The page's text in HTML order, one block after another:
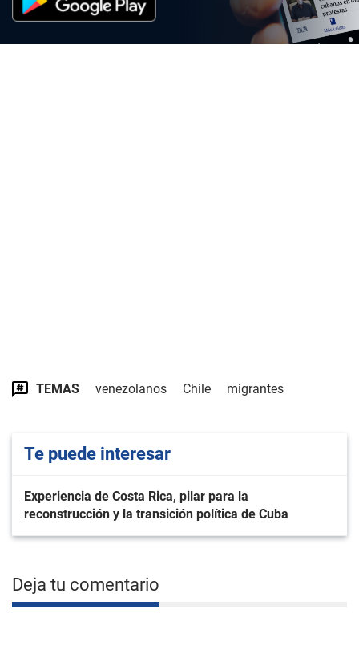
TEMAS venezolanos Chile migrantes
Te puede interesar
Experiencia de Costa Rica, pilar para la
reconstrucción y la transición política de Cuba
Deja tu comentario